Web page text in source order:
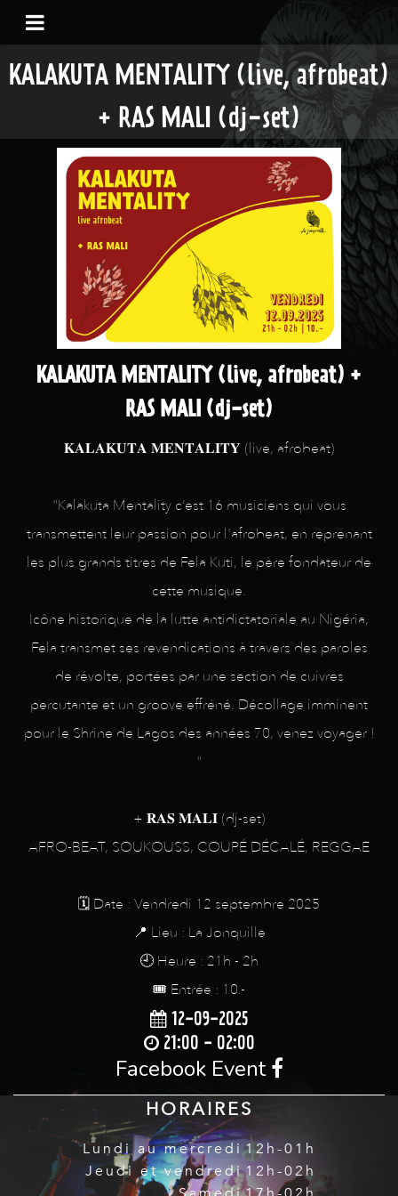
KALAKUTA MENTALITY (live, afrobeat)
+ RAS MALI (dj-set)
KALAKUTA MENTALITY (live, afrobeat) +
RAS MALI (dj-set)
𝐊𝐀𝐋𝐀𝐊𝐔𝐓𝐀 𝐌𝐄𝐍𝐓𝐀𝐋𝐈𝐓𝐘 (live, afrobeat)
"Kalakuta Mentality c’est 16 musiciens qui vous
transmettent leur passion pour l'afrobeat, en reprenant
les plus grands titres de Fela Kuti, le père fondateur de
cette musique.
Icône historique de la lutte antidictatoriale au Nigéria,
Fela transmet ses revendications à travers des paroles
de révolte, portées par une section de cuivres
percutante et un groove effréné. Décollage imminent
pour le Shrine de Lagos des années 70, venez voyager !
"
+ 𝐑𝐀𝐒 𝐌𝐀𝐋𝐈 (dj-set)
AFRO-BEAT, SOUKOUSS, COUPÉ DÉCALÉ, REGGAE
🗓️ Date : Vendredi 12 septembre 2025
📍 Lieu : La Jonquille
🕘 Heure : 21h - 2h
🎟️ Entrée : 10.-
12-09-2025
21:00 - 02:00
Facebook Event
HORAIRES
Lundi au mercredi
Jeudi et vendredi
12h-01h
12h-02h